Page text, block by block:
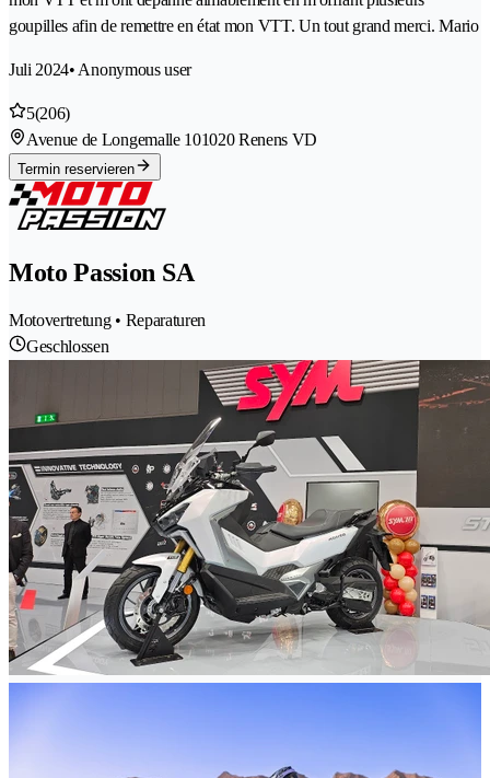
goupilles afin de remettre en état mon VTT. Un tout grand merci. Mario
Juli 2024• Anonymous user
5(206)
Avenue de Longemalle 101020 Renens VD
Termin reservieren
Moto Passion SA
Motovertretung • Reparaturen
Geschlossen